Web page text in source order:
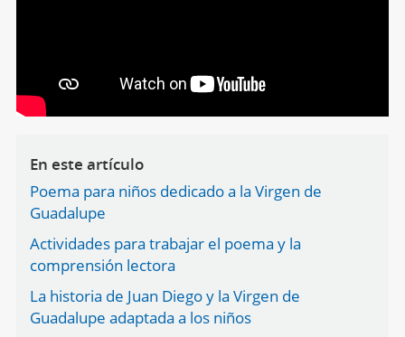
En este artículo
Poema para niños dedicado a la Virgen de
Guadalupe
Actividades para trabajar el poema y la
comprensión lectora
La historia de Juan Diego y la Virgen de
Guadalupe adaptada a los niños